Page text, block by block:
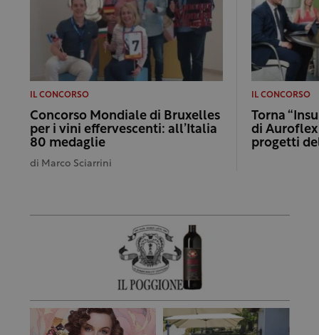
IL CONCORSO
Concorso Mondiale di Bruxelles
per i vini effervescenti: all’Italia
80 medaglie
di Marco Sciarrini
IL CONCORSO
Torna
di
progetti